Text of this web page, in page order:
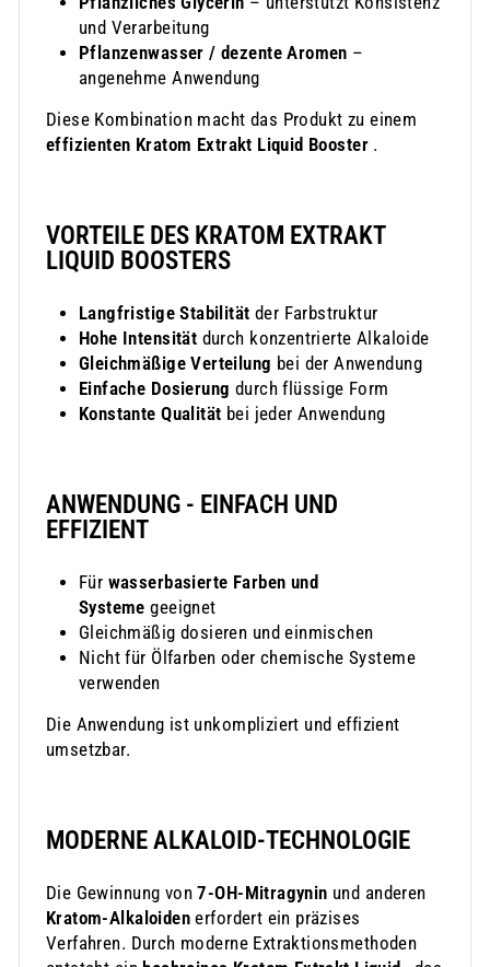
und Verarbeitung
Pflanzenwasser / dezente Aromen –
angenehme Anwendung
Diese Kombination macht das Produkt zu einem
effizienten Kratom Extrakt Liquid Booster.
VORTEILE DES KRATOM EXTRAKT
LIQUID BOOSTERS
Langfristige Stabilität der Farbstruktur
Hohe Intensität durch konzentrierte Alkaloide
Gleichmäßige Verteilung bei der Anwendung
Einfache Dosierung durch flüssige Form
Konstante Qualität bei jeder Anwendung
ANWENDUNG - EINFACH UND
EFFIZIENT
Für wasserbasierte Farben und
Systeme geeignet
Gleichmäßig dosieren und einmischen
Nicht für Ölfarben oder chemische Systeme
verwenden
Die Anwendung ist unkompliziert und effizient
umsetzbar.
MODERNE ALKALOID-TECHNOLOGIE
Die Gewinnung von7-OH-Mitragynin und anderen
Kratom-Alkaloiden erfordert ein präzises
Verfahren. Durch moderne Extraktionsmethoden